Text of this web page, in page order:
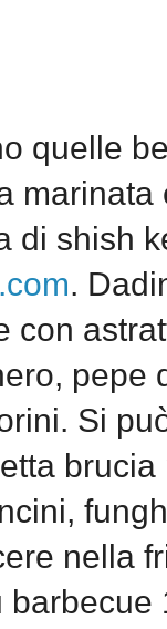
quelle
di shish
.
con
pepe
Si
nella